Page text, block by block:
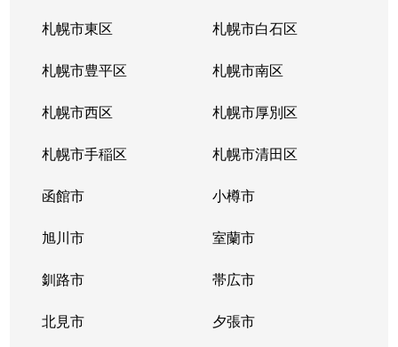
札幌市東区 札幌市白石区
札幌市豊平区 札幌市南区
札幌市西区 札幌市厚別区
札幌市手稲区 札幌市清田区
函館市 小樽市
旭川市 室蘭市
釧路市 帯広市
北見市 夕張市